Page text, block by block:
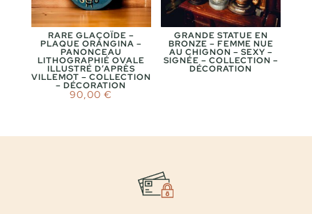
RARE GLAÇOÏDE –
PLAQUE ORANGINA –
PANONCEAU
LITHOGRAPHIÉ OVALE
ILLUSTRÉ D’APRÈS
VILLEMOT – COLLECTION
– DÉCORATION
90,00€
GRANDE STATUE EN
BRONZE – FEMME NUE
AU CHIGNON – SEXY –
SIGNÉE – COLLECTION –
DÉCORATION